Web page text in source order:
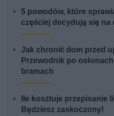
5 powodów, które
częściej decydują się na
Jak chronić dom przed
Przewodnik po
bramach
Ile kosztuje przepisanie
Będziesz zaskoczony!